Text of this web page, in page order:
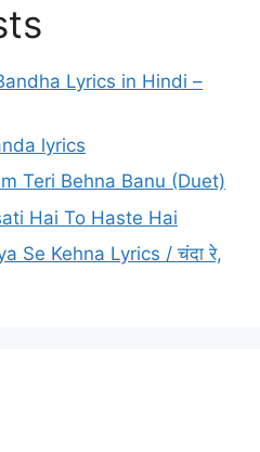
Lyrics in Hindi –
lyrics
Teri Behna Banu (Duet)
Hai To Haste Hai
Se Kehna Lyrics / चंदा रे,